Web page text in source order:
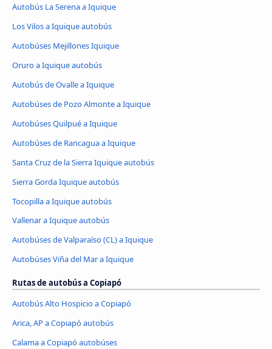
Autobús La Serena a Iquique
Los Vilos a Iquique autobús
Autobúses Mejillones Iquique
Oruro a Iquique autobús
Autobús de Ovalle a Iquique
Autobúses de Pozo Almonte a Iquique
Autobúses Quilpué a Iquique
Autobúses de Rancagua a Iquique
Santa Cruz de la Sierra Iquique autobús
Sierra Gorda Iquique autobús
Tocopilla a Iquique autobús
Vallenar a Iquique autobús
Autobúses de Valparaíso (CL) a Iquique
Autobúses Viña del Mar a Iquique
Rutas de autobús a Copiapó
Autobús Alto Hospicio a Copiapó
Arica, AP a Copiapó autobús
Calama a Copiapó autobúses